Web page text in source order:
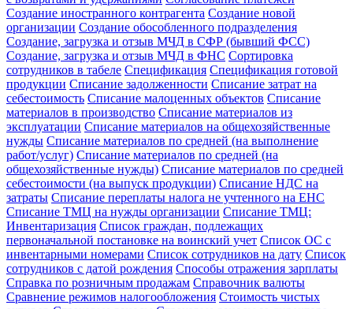
Создание иностранного контрагента Создание новой
организации Создание обособленного подразделения
Создание, загрузка и отзыв МЧД в СФР (бывший ФСС)
Создание, загрузка и отзыв МЧД в ФНС Сортировка
сотрудников в табеле Спецификация Спецификация готовой
продукции Списание задолженности Списание затрат на
себестоимость Списание малоценных объектов Списание
материалов в производство Списание материалов из
эксплуатации Списание материалов на общехозяйственные
нужды Списание материалов по средней (на выполнение
работ/услуг) Списание материалов по средней (на
общехозяйственные нужды) Списание материалов по средней
себестоимости (на выпуск продукции) Списание НДС на
затраты Списание переплаты налога не учтенного на ЕНС
Списание ТМЦ на нужды организации Списание ТМЦ:
Инвентаризация Список граждан, подлежащих
первоначальной постановке на воинский учет Список ОС с
инвентарными номерами Список сотрудников на дату Список
сотрудников с датой рождения Способы отражения зарплаты
Справка по розничным продажам Справочник валюты
Сравнение режимов налогообложения Стоимость чистых